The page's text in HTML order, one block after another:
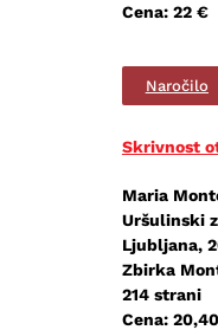
Cena: 22 €
Naročilo
Skrivnost
Maria
Uršulinski
Ljubljana,
Zbirka
214 strani
Cena: